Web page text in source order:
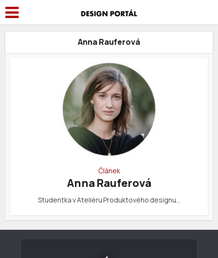
Anna Rauferová
Článek
Anna Rauferová
Studentka v Ateliéru Produktového designu…